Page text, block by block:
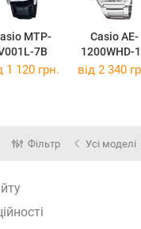
MTP-
7B
Casio AE-
1200WHD-
1 120 грн. від 2 340
Фільтр Усі моделі